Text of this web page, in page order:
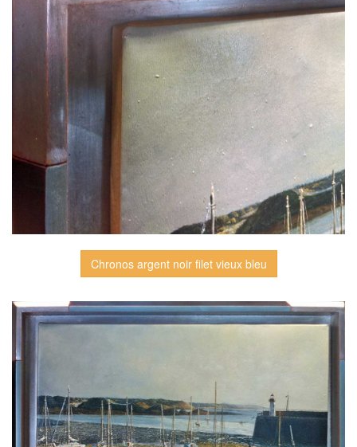
Chronos argent noir filet vieux bleu